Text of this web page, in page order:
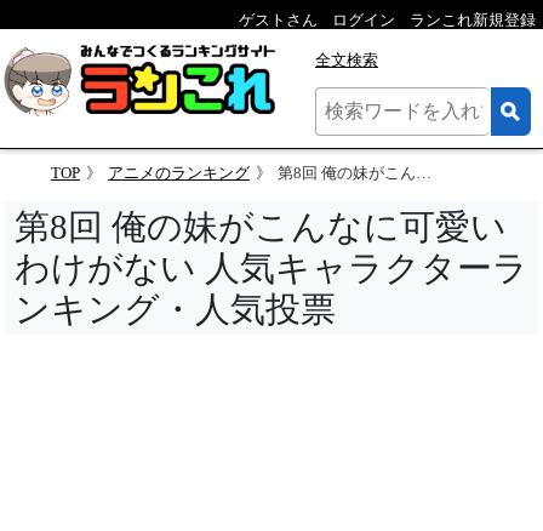
ゲストさん ログイン ランこれ新規登録
全文検索
TOP アニメのランキング 第8回 俺の妹がこんなに可愛いわけがない 人気キャラクターランキング
第8回 俺の妹がこんなに可愛い
わけがない 人気キャラクターラ
ンキング・人気投票